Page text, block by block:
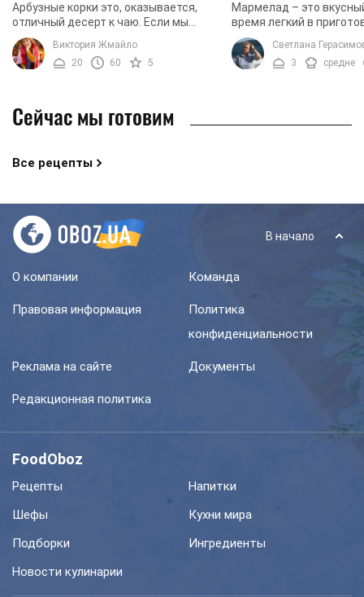
Арбузные корки это, оказывается,
отличный десерт к чаю. Если мы
озадачили вас таким заявлением, то
настоятельно рекомендуем
ознакомиться с этим ...
Виктория Жмайло
20
60 5
Мармелад – это
время легкий в
десерт, который любят
взрослые. Сегодня мы
приготовить эту ...
Светлана
3
средне
Сейчас мы готовим
Все рецепты
В начало
О компании Команда
Правовая информация
Политика
конфиденциальности
Реклама на сайте Документы
Редакционная политика
FoodOboz
Рецепты
Напитки
Шефы
Кухни мира
Подборки
Ингредиенты
Новости кулинарии